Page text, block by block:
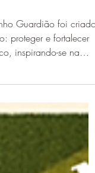
Guardião foi criado
inspirando-se na
do Rei Malunguinho,
e defensor espiritual
Sagrada.